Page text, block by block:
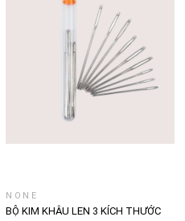
NONE
BỘ KIM KHÂU LEN 3 KÍCH THƯỚC